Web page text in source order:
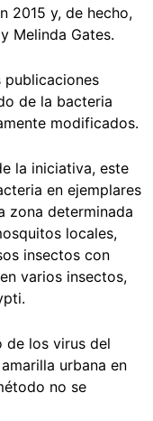
2015 y, de hecho,
Melinda Gates.
publicaciones
de la bacteria
modificados.
la iniciativa, este
en ejemplares
zona determinada
locales,
insectos con
varios insectos,
de los virus del
urbana en
no se